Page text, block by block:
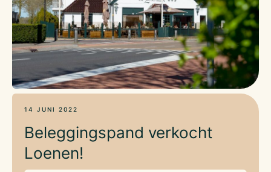
14 JUNI 2022
Beleggingspand verkocht
Loenen!